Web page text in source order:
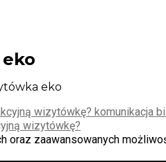
eko
wizytówkę?
oraz zaawansowanych